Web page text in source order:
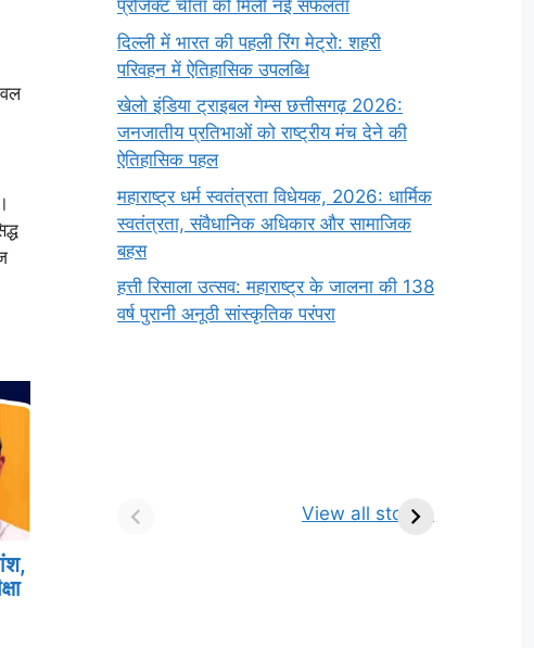
प्रोजेक्ट चीता को मिली नई सफलता
दिल्ली में भारत की पहली रिंग मेट्रो: शहरी
परिवहन में ऐतिहासिक उपलब्धि
खेलो इंडिया ट्राइबल गेम्स छत्तीसगढ़ 2026:
जनजातीय प्रतिभाओं को राष्ट्रीय मंच देने की
ऐतिहासिक पहल
महाराष्ट्र धर्म स्वतंत्रता विधेयक, 2026: धार्मिक
स्वतंत्रता, संवैधानिक अधिकार और सामाजिक
बहस
हत्ती रिसाला उत्सव: महाराष्ट्र के जालना की 138
वर्ष पुरानी अनूठी सांस्कृतिक परंपरा
View all stories
किसे कहते है? परिभाषा,
ज्योतिर्लिंग | नाम, स्थान एवं